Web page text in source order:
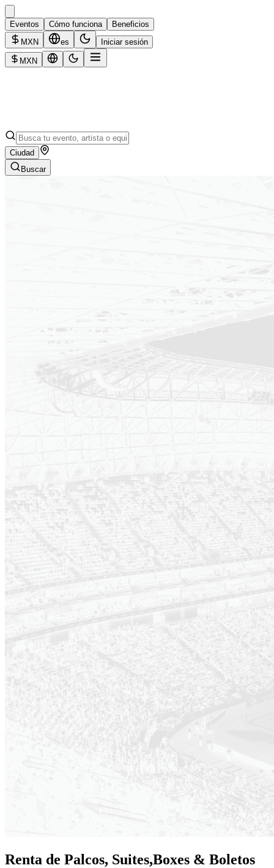
Eventos Cómo funciona
Beneficios
MXN
es Iniciar sesión
MXN
Ciudad
Buscar
Renta de Palcos, Suites,Boxes & Boletos